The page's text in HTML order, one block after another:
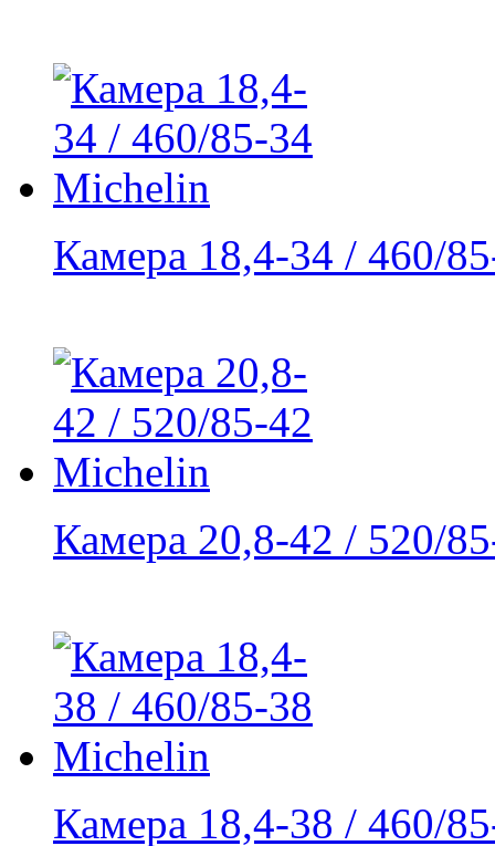
Камера 18,4-34 / 460/
Камера 20,8-42 / 520/
Камера 18,4-38 / 460/